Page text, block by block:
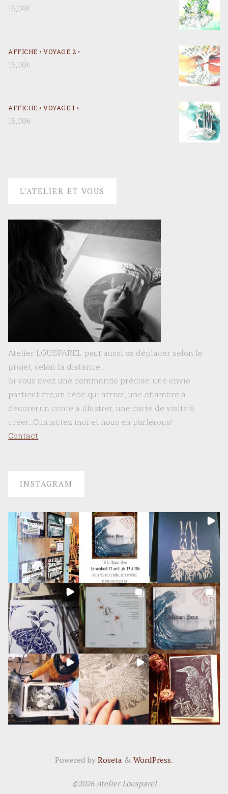
15,00€
AFFICHE • VOYAGE 2 •
15,00€
AFFICHE • VOYAGE 1 •
15,00€
L’ATELIER ET VOUS
Atelier LOUSPAREL peut aussi se déplacer selon le
projet, selon la distance..
Si vous avez une commande précise, une envie
particulière,un bébé qui arrive, une chambre à
décorer,un conte à illustrer, une carte de visite à
créer…Contactez moi et nous en parlerons!
Contact
INSTAGRAM
Powered by Roseta & WordPress.
©2026 Atelier Lousparel